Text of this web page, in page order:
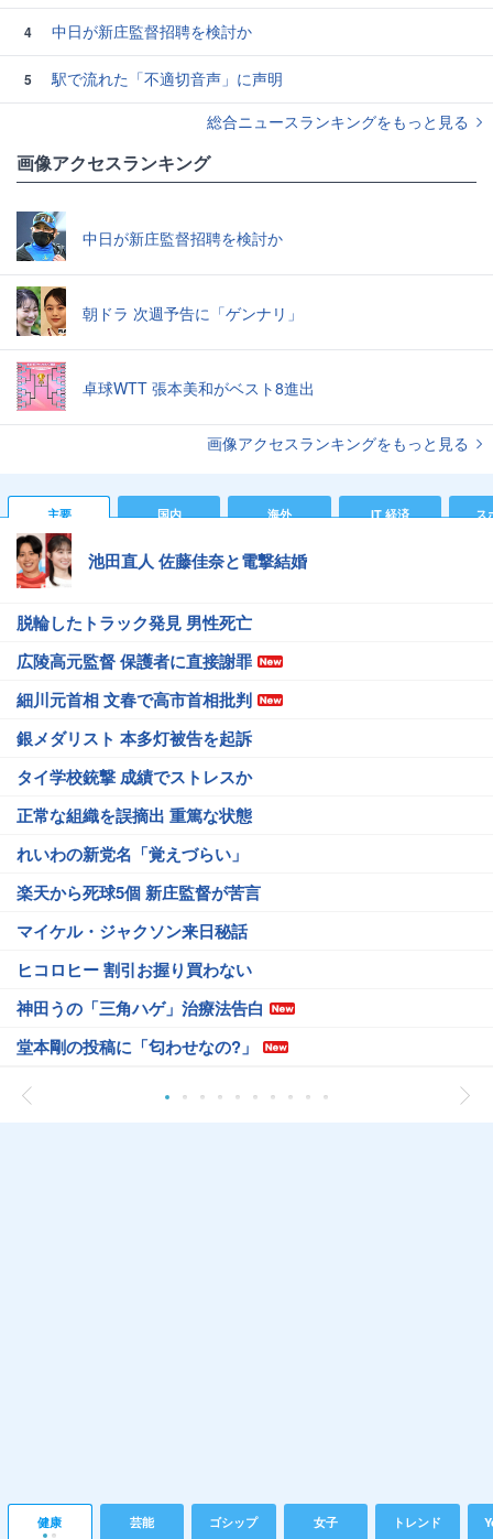
4 中日が新庄監督招聘を検討か
5
駅で流れた「不適切音声」に声明
総合ニュースランキングをもっと見る
画像アクセスランキング
中日が新庄監督招聘を検討か
朝ドラ 次週予告に「ゲンナリ」
卓球WTT 張本美和がベスト8進出
画像アクセスランキングをもっと見る
主要 国内 海外 IT 経済 ス
池田直人 佐藤佳奈と電撃結婚
脱輪したトラック発見 男性死亡
広陵高元監督 保護者に直接謝罪
細川元首相 文春で高市首相批判
銀メダリスト 本多灯被告を起訴
タイ学校銃撃 成績でストレスか
正常な組織を誤摘出 重篤な状態
れいわの新党名「覚えづらい」
楽天から死球5個 新庄監督が苦言
マイケル・ジャクソン来日秘話
ヒコロヒー 割引お握り買わない
神田うの「三角ハゲ」治療法告白
堂本剛の投稿に「匂わせなの?」
健康 芸能 ゴシップ 女子 トレンド